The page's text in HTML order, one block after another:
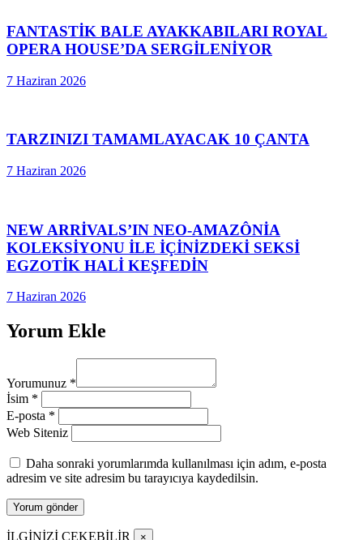
FANTASTİK BALE AYAKKABILARI ROYAL
OPERA HOUSE’DA SERGİLENİYOR
7 Haziran 2026
TARZINIZI TAMAMLAYACAK 10 ÇANTA
7 Haziran 2026
NEW ARRİVALS’IN NEO-AMAZÔNİA
KOLEKSİYONU İLE İÇİNİZDEKİ SEKSİ
EGZOTİK HALİ KEŞFEDİN
7 Haziran 2026
Yorum Ekle
Yorumunuz *
İsim *
E-posta *
Web Siteniz
Daha sonraki yorumlarımda kullanılması için adım, e-posta
adresim ve site adresim bu tarayıcıya kaydedilsin.
İLGİNİZİ ÇEKEBİLİR ×